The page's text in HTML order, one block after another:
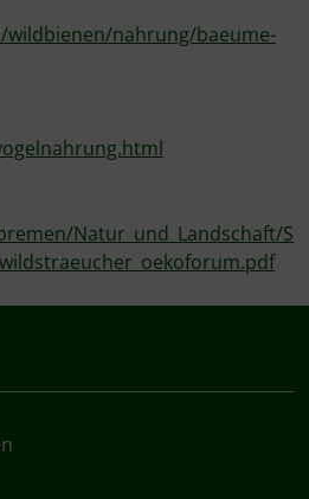
wildbienen/nahrung/baeume-
Natur_und_Landschaft/S